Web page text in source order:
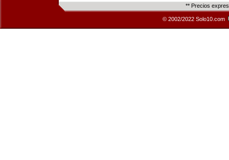
** Precios
© 2002/2022 Solo10.com